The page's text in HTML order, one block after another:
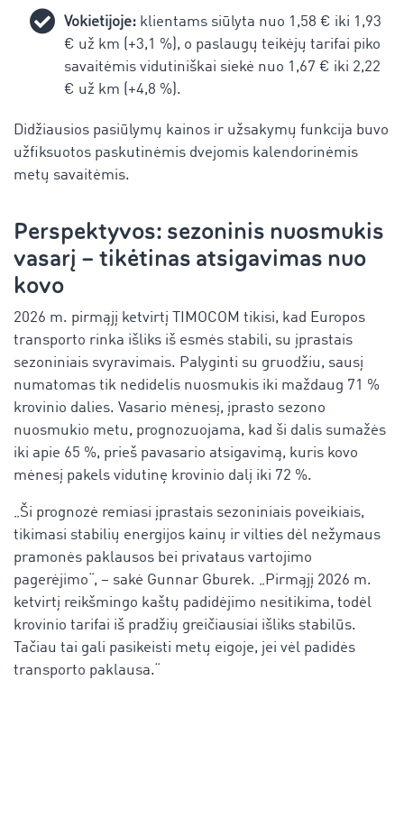
Vokietijoje: klientams siūlyta nuo 1,58 € iki 1,93
€ už km (+3,1 %), o paslaugų teikėjų tarifai piko
savaitėmis vidutiniškai siekė nuo 1,67 € iki 2,22
€ už km (+4,8 %).
Didžiausios pasiūlymų kainos ir užsakymų funkcija buvo
užfiksuotos paskutinėmis dvejomis kalendorinėmis
metų savaitėmis.
Perspektyvos: sezoninis nuosmukis
vasarį – tikėtinas atsigavimas nuo
kovo
2026 m. pirmąjį ketvirtį TIMOCOM tikisi, kad Europos
transporto rinka išliks iš esmės stabili, su įprastais
sezoniniais svyravimais. Palyginti su gruodžiu, sausį
numatomas tik nedidelis nuosmukis iki maždaug 71 %
krovinio dalies. Vasario mėnesį, įprasto sezono
nuosmukio metu, prognozuojama, kad ši dalis sumažės
iki apie 65 %, prieš pavasario atsigavimą, kuris kovo
mėnesį pakels vidutinę krovinio dalį iki 72 %.
„Ši prognozė remiasi įprastais sezoniniais poveikiais,
tikimasi stabilių energijos kainų ir vilties dėl nežymaus
pramonės paklausos bei privataus vartojimo
pagerėjimo“, – sakė Gunnar Gburek. „Pirmąjį 2026 m.
ketvirtį reikšmingo kaštų padidėjimo nesitikima, todėl
krovinio tarifai iš pradžių greičiausiai išliks stabilūs.
Tačiau tai gali pasikeisti metų eigoje, jei vėl padidės
transporto paklausa.“